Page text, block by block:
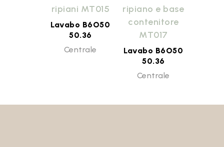
ripiani MT015
Lavabo B6O50
50.36
Centrale
ripiano e base
contenitore
MT017
Lavabo B6O50
50.36
Centrale